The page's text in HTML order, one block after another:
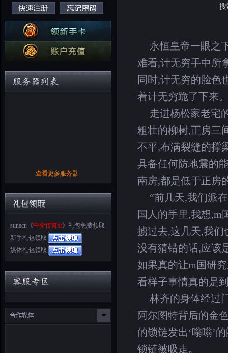
查看更多服务器
sunacn《中变传奇sf》礼包免费领取
新手礼包领取
媒体礼包领取
搜
永恒皇帝一眼之
难看,计无穷手中所
同时,计无穷的脸色
着计无穷跪了下来
走进杨松家老宅
粗壮的柳树,正房三
不平,布满裂缝的撑
具备任何防地震的
南房,都是低于正房
“前几天,我们派
国人的手里,我想,m
掳过去,这几天,我
没有猜错的话,应该
如果真的让m国研
看样子事情真的是
林齐的身体经过
阿尔图特背后的金
的锁链发出‘嗡嗡’
锁链被吸走。